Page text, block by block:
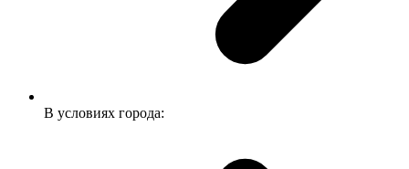
В условиях города: